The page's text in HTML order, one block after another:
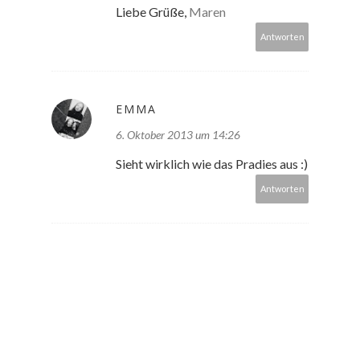
Liebe Grüße, Maren
Antworten
EMMA
6. Oktober 2013 um 14:26
Sieht wirklich wie das Pradies aus :)
Antworten